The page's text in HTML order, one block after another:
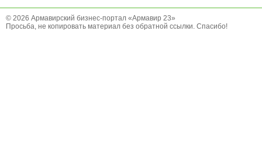
© 2026 Армавирский бизнес-портал «Армавир 23»
Просьба, не копировать материал без обратной ссылки. Спасибо!